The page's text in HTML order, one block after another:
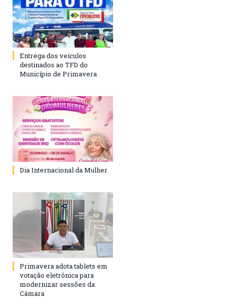
Entrega dos veículos
destinados ao TFD do
Município de Primavera
Dia Internacional da Mulher
Primavera adota tablets em
votação eletrônica para
modernizar sessões da
Câmara